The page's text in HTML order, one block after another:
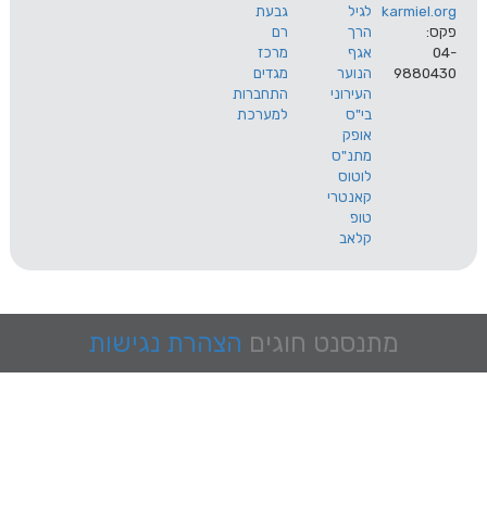
לגיל
הרך
אגף
הנוער
גבעת
רם
מרכז
מגדים
התחברות
למערכת
מתנסנט חוגים הצהרת נגישות